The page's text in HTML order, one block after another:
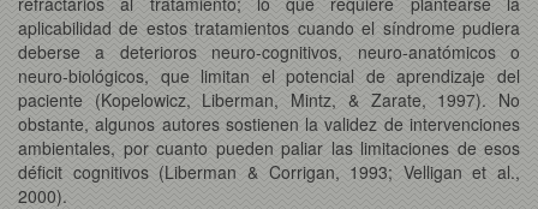
aplicabilidad de estos tratamientos cuando el síndrome pudiera
deberse a deterioros neuro-cognitivos, neuro-anatómicos o
neuro-biológicos, que limitan el potencial de aprendizaje del
paciente (Kopelowicz, Liberman, Mintz, & Zarate, 1997). No
obstante, algunos autores sostienen la validez de intervenciones
ambientales, por cuanto pueden paliar las limitaciones de esos
déficit cognitivos (Liberman & Corrigan, 1993; Velligan et al.,
2000).